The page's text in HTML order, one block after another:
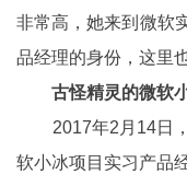
非常高，她来到微软
品经理的身份，这里
古怪精灵的微软
2017年2月14日，
软小冰项目实习产品